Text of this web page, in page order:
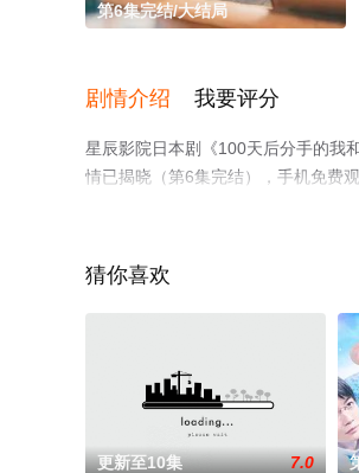
第6集完结/大结局
剧情介绍 我要评分
星辰影院日本剧《100天后分手的我
情已揭晓（第6集完结），手机免费
猜你喜欢
更新至10集 7.0